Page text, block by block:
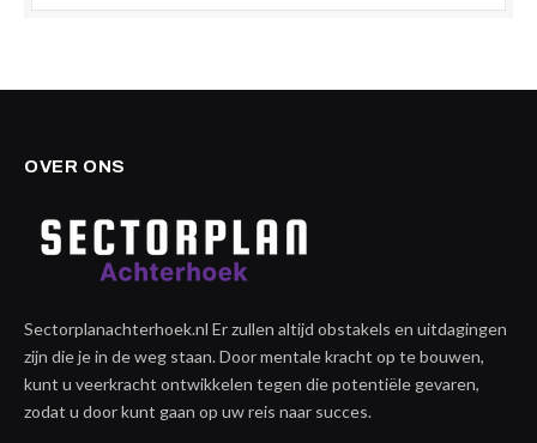
OVER ONS
Sectorplanachterhoek.nl Er zullen altijd obstakels en uitdagingen
zijn die je in de weg staan. Door mentale kracht op te bouwen,
kunt u veerkracht ontwikkelen tegen die potentiële gevaren,
zodat u door kunt gaan op uw reis naar succes.